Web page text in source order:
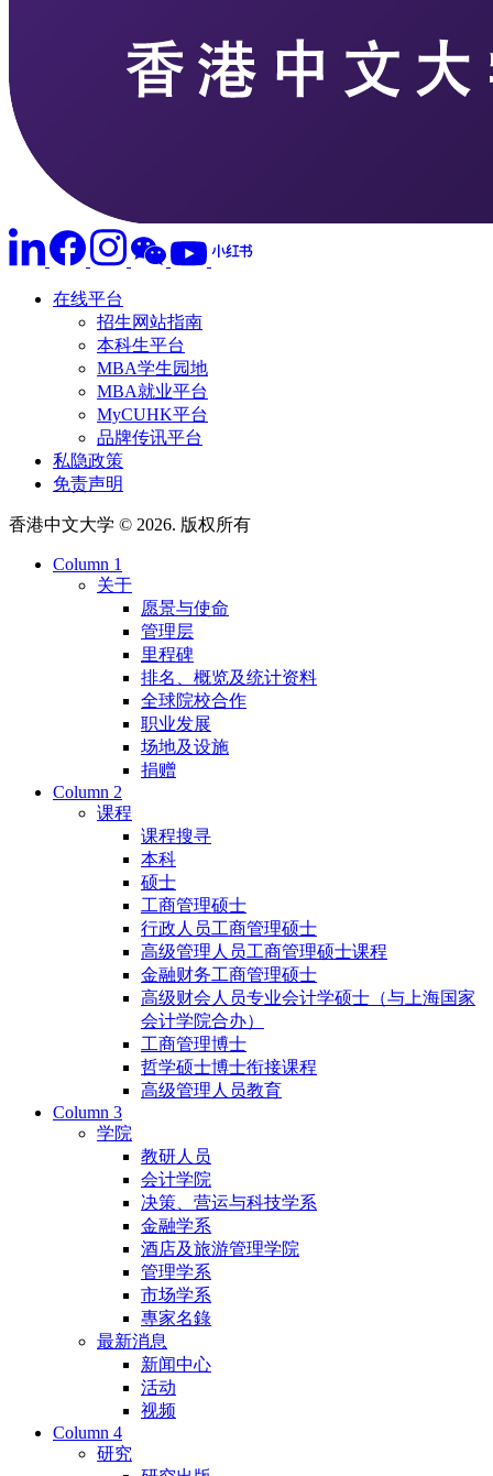
在线平台
招生网站指南
本科生平台
MBA学生园地
MBA就业平台
MyCUHK平台
品牌传讯平台
私隐政策
免责声明
香港中文大学 © 2026. 版权所有
Column 1
关于
愿景与使命
管理层
里程碑
排名、概览及统计资料
全球院校合作
职业发展
场地及设施
捐赠
Column 2
课程
课程搜寻
本科
硕士
工商管理硕士
行政人员工商管理硕士
高级管理人员工商管理硕士课程
金融财务工商管理硕士
高级财会人员专业会计学硕士（与上海国家
会计学院合办）
工商管理博士
哲学硕士博士衔接课程
高级管理人员教育
Column 3
学院
教研人员
会计学院
决策、营运与科技学系
金融学系
酒店及旅游管理学院
管理学系
市场学系
專家名錄
最新消息
新闻中心
活动
视频
Column 4
研究